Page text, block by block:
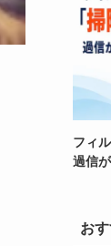
フィ
過信
お